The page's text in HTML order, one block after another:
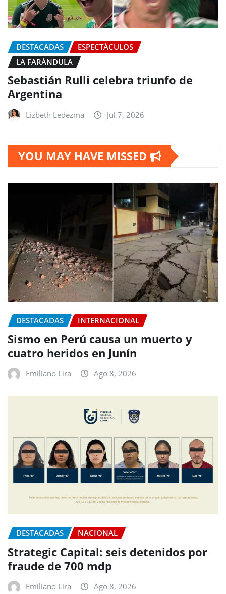
DESTACADAS
ESPECTÁCULOS
LA FARÁNDULA
Sebastián Rulli celebra triunfo de
Argentina
Lizbeth Ledezma Jul 7, 2026
YOU MAY HAVE MISSED
DESTACADAS INTERNACIONAL
Sismo en Perú causa un muerto y
cuatro heridos en Junín
Emiliano Lira Ago 8, 2026
DESTACADAS NACIONAL
Strategic Capital: seis detenidos por
fraude de 700 mdp
Emiliano Lira Ago 8, 2026